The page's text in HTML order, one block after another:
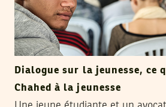
Dialogue sur la jeunesse, ce
Chahed à la jeunesse